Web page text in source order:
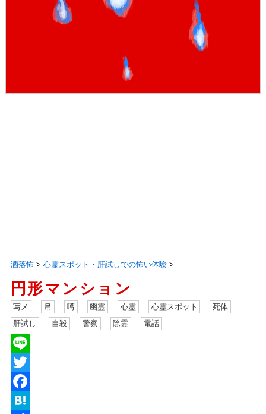
洒落怖> 心霊スポット・肝試しでの怖い体験>
円形マンション
写メ 吊 噂 幽霊 心霊 心霊スポット
死体
肝試し
自殺 警察 除霊 電話
L
T
w